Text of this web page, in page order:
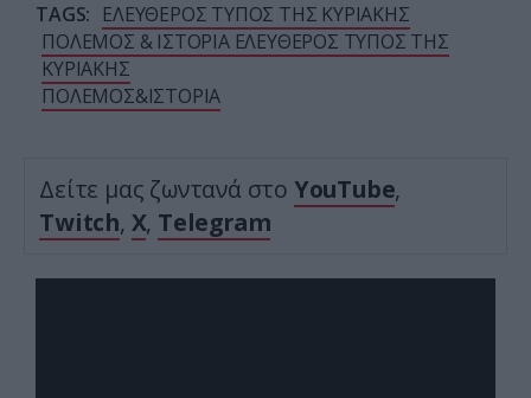
TAGS: ΕΛΕΥΘΕΡΟΣ ΤΥΠΟΣ ΤΗΣ ΚΥΡΙΑΚΗΣ
ΠΟΛΕΜΟΣ & ΙΣΤΟΡΙΑ ΕΛΕΥΘΕΡΟΣ ΤΥΠΟΣ ΤΗΣ
ΚΥΡΙΑΚΗΣ
ΠΟΛΕΜΟΣ&ΙΣΤΟΡΙΑ
Δείτε μας ζωντανά στο YouTube,
Twitch, X, Telegram